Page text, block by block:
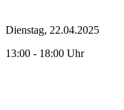
Dienstag, 22.04.2025
13:00 - 18:00 Uhr